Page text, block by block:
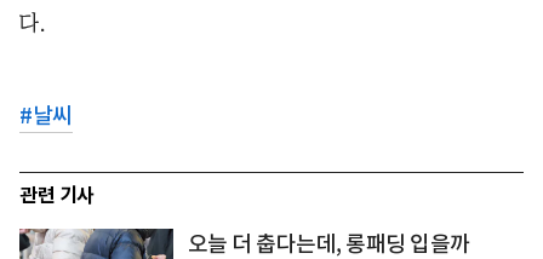
다.
#날씨
관련 기사
오늘 더 춥다는데, 롱패딩 입을까